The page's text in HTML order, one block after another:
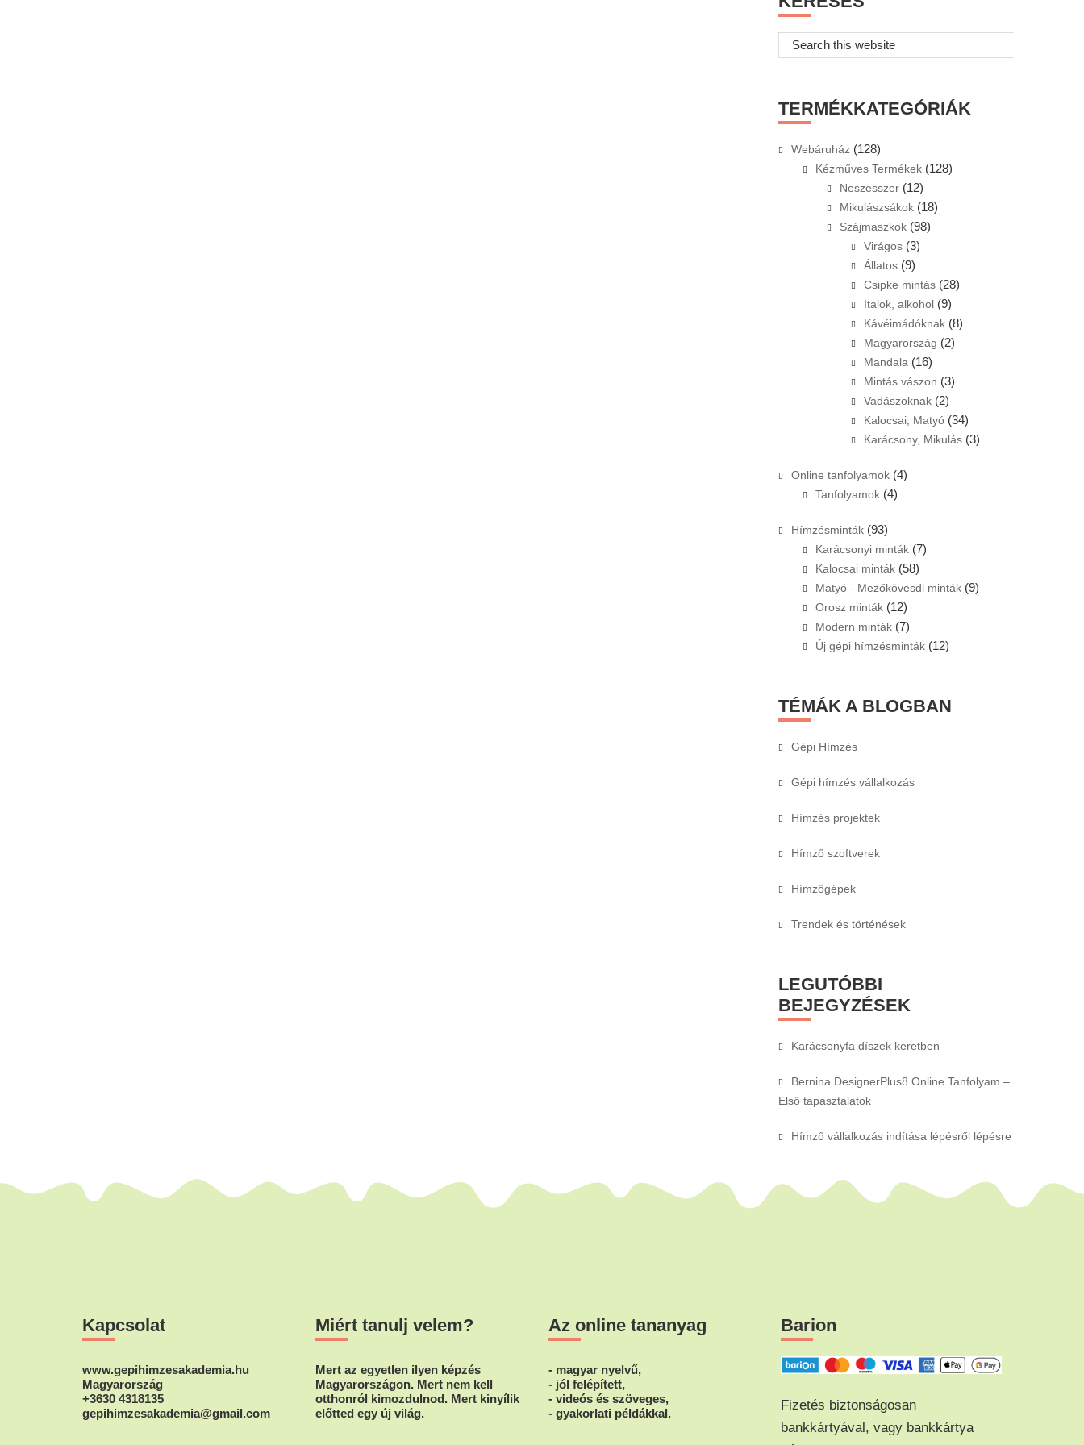
Search
this
TERMÉKKATEGÓRIÁK
Webáruház (128)
Kézműves Termékek (128)
Neszesszer (12)
Mikulászsákok (18)
Szájmaszkok (98)
Virágos (3)
Állatos (9)
Csipke mintás (28)
Italok, alkohol (9)
Kávéimádóknak (8)
Magyarország (2)
Mandala (16)
Mintás vászon (3)
Vadászoknak (2)
Kalocsai, Matyó (34)
Karácsony, Mikulás (3)
Online tanfolyamok (4)
Tanfolyamok (4)
Hímzésminták (93)
Karácsonyi minták (7)
Kalocsai minták (58)
Matyó - Mezőkövesdi minták (9)
Orosz minták (12)
Modern minták (7)
Új gépi hímzésminták (12)
TÉMÁK A BLOGBAN
Gépi Hímzés
Gépi hímzés vállalkozás
Hímzés projektek
Hímző szoftverek
Hímzőgépek
Trendek és történések
LEGUTÓBBI
BEJEGYZÉSEK
Karácsonyfa díszek keretben
Bernina DesignerPlus8 Online Tanfolyam –
Első tapasztalatok
Hímző vállalkozás indítása lépésről lépésre
Kapcsolat
www.gepihimzesakademia.hu
Magyarország
+3630 4318135
gepihimzesakademia@gmail.com
Miért tanulj velem?
Mert az egyetlen ilyen képzés
Magyarországon. Mert nem kell
otthonról kimozdulnod. Mert kinyílik
előtted egy új világ.
Az online tananyag
- magyar nyelvű,
- jól felépített,
- videós és szöveges,
- gyakorlati példákkal.
Barion
Fizetés biztonságosan
bankkártyával, vagy bankkártya